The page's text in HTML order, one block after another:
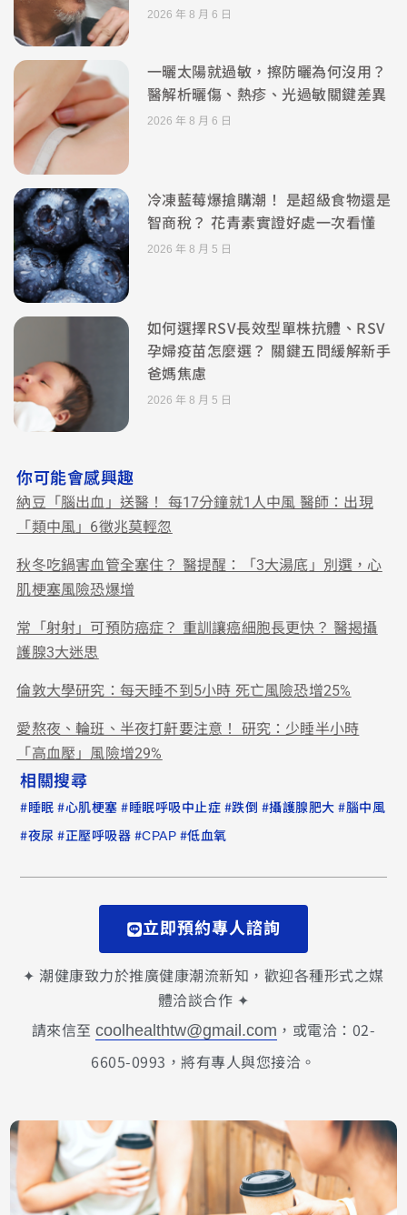
2026 年 8 月 6 日
一曬太陽就過敏，擦防曬為何沒用？
醫解析曬傷、熱疹、光過敏關鍵差異
2026 年 8 月 6 日
冷凍藍莓爆搶購潮！ 是超級食物還是
智商稅？ 花青素實證好處一次看懂
2026 年 8 月 5 日
如何選擇RSV長效型單株抗體、RSV
孕婦疫苗怎麼選？ 關鍵五問緩解新手
爸媽焦慮
2026 年 8 月 5 日
你可能會感興趣
納豆「腦出血」送醫！ 每17分鐘就1人中風 醫師：出現
「類中風」6徵兆莫輕忽
秋冬吃鍋害血管全塞住？ 醫提醒：「3大湯底」別選，心
肌梗塞風險恐爆增
常「射射」可預防癌症？ 重訓讓癌細胞長更快？ 醫揭攝
護腺3大迷思
倫敦大學研究：每天睡不到5小時 死亡風險恐增25%
愛熬夜、輪班、半夜打鼾要注意！ 研究：少睡半小時
「高血壓」風險增29%
相關搜尋
#睡眠 #心肌梗塞 #睡眠呼吸中止症 #跌倒 #攝護腺肥大 #腦中風
#夜尿 #正壓呼吸器 #CPAP #低血氧
立即預約專人諮詢
✦ 潮健康致力於推廣健康潮流新知，歡迎各種形式之媒
體洽談合作 ✦
請來信至coolhealthtw@gmail.com ，或電洽：02-
6605-0993，將有專人與您接洽。